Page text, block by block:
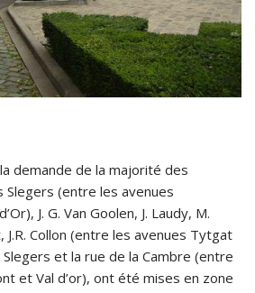
demande de la majorité des
Slegers (entre les avenues
J. G. Van Goolen, J. Laudy, M.
J.R. Collon (entre les avenues Tytgat
Slegers et la rue de la Cambre (entre
et Val d’or), ont été mises en zone